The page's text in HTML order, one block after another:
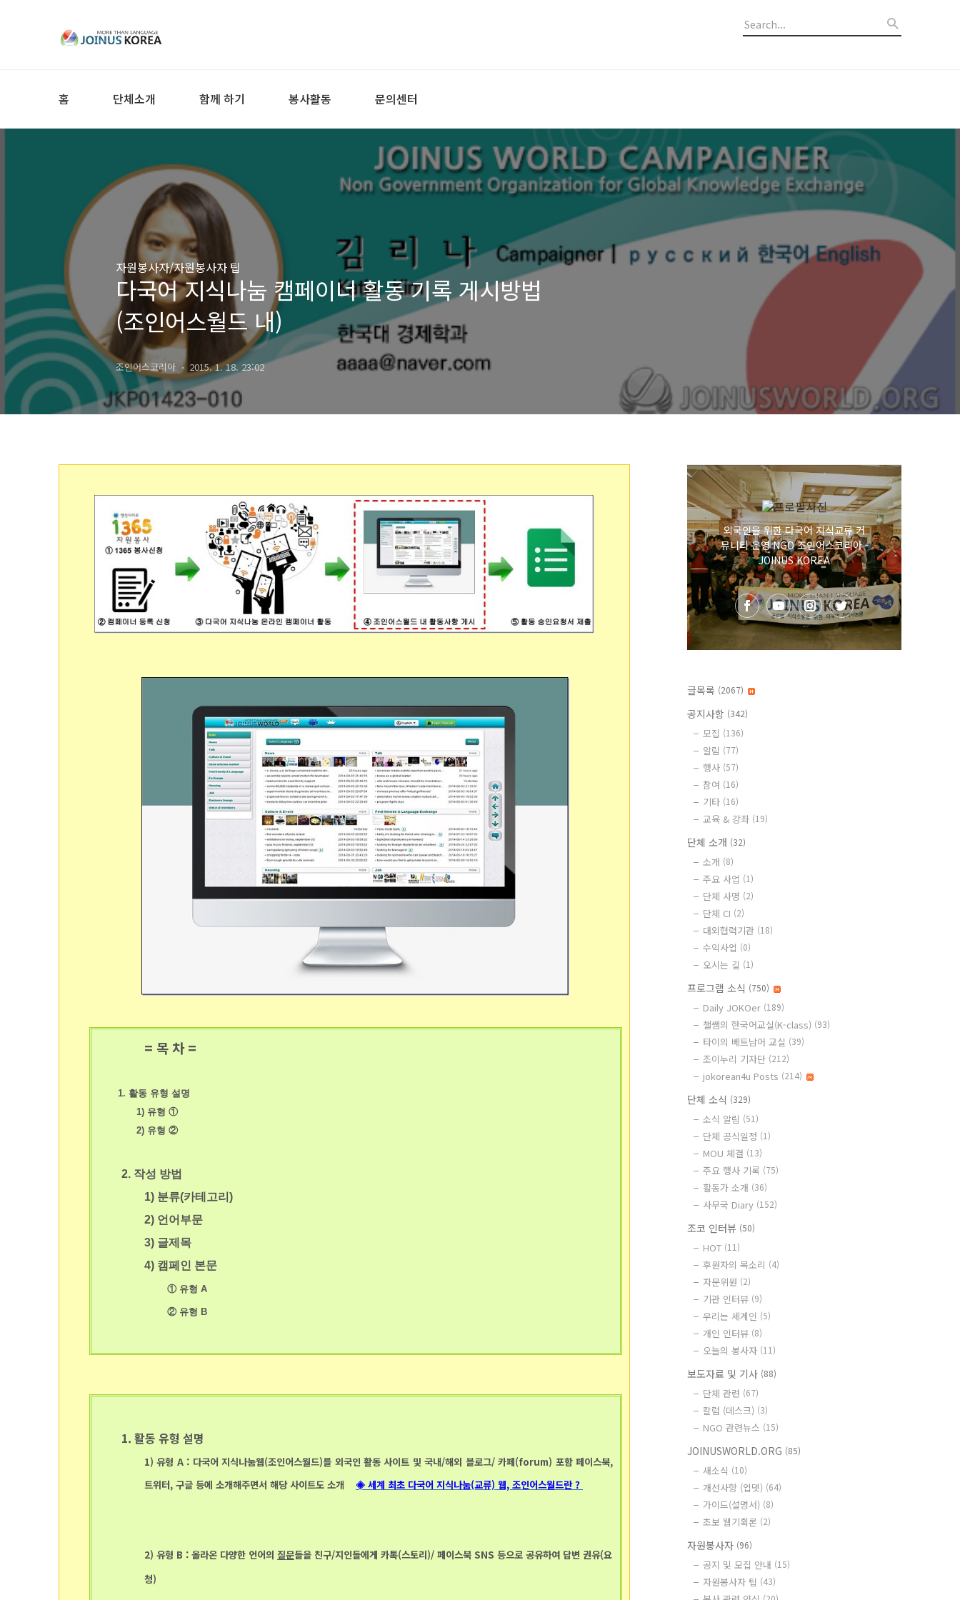
홈 단체소개 함께 하기 봉사활동 문의센터
자원봉사자/자원봉사자 팁
다국어 지식나눔 캠페이너 활동 기록 게시방법
(조인어스월드 내)
조인어스코리아 2015. 1. 18. 23:02
= 목 차 =
1. 활동 유형 설명
1) 유형 ①
2) 유형 ②
2. 작성 방법
1) 분류(카테고리)
2) 언어부문
3) 글제목
4) 캠페인 본문
① 유형 A
② 유형 B
1. 활동 유형 설명
1) 유형 A : 다국어 지식나눔웹(조인어스월드)를 외국인 활동 사이트 및 국내/해외 블로그/ 카페(forum) 포함 페이스북,
트위터, 구글 등에 소개해주면서 해당 사이트도 소개 ◈ 세계 최초 다국어 지식나눔(교류) 웹, 조인어스월드란 ?
2) 유형 B : 올라온 다양한 언어의 질문들을 친구/지인들에게 카톡(스토리)/ 페이스북 SNS 등으로 공유하여 답변 권유(요
청)
외국인을 위한 다국어 지식교류 커
뮤니티 운영 NGO 조인어스코리아 -
JOINUS KOREA
글목록 (2067)
공지사항 (342)
모집 (136)
알림 (77)
행사 (57)
참여 (16)
기타 (16)
교육 & 강좌 (19)
단체 소개 (32)
소개 (8)
주요 사업 (1)
단체 사명 (2)
단체 CI (2)
대외협력기관 (18)
수익사업 (0)
오시는 길 (1)
프로그램 소식 (750)
Daily JOKOer (189)
챌쌤의 한국어교실(K-class) (93)
타이의 베트남어 교실 (39)
조이누리 기자단 (212)
jokorean4u Posts (214)
단체 소식 (329)
소식 알림 (51)
단체 공식일정 (1)
MOU 체결 (13)
주요 행사 기록 (75)
활동가 소개 (36)
사무국 Diary (152)
조코 인터뷰 (50)
HOT (11)
후원자의 목소리 (4)
자문위원 (2)
기관 인터뷰 (9)
우리는 세계인 (5)
개인 인터뷰 (8)
오늘의 봉사자 (11)
보도자료 및 기사 (88)
단체 관련 (67)
칼럼 (데스크) (3)
NGO 관련뉴스 (15)
JOINUSWORLD.ORG (85)
새소식 (10)
개선사항 (업뎃) (64)
가이드(설명서) (8)
초보 웹기획론 (2)
자원봉사자 (96)
공지 및 모집 안내 (15)
자원봉사자 팁 (43)